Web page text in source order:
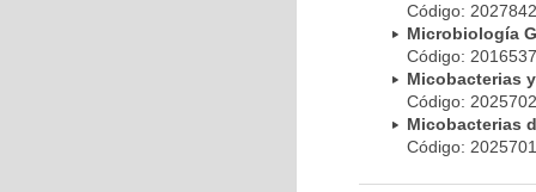
Código:
Microbiología
Código:
Micobacterias
Código:
Micobacterias
Código: